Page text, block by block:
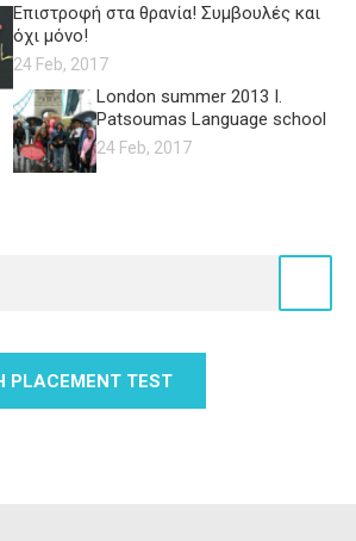
Επιστροφή στα θρανία! Συμβουλές και
όχι μόνο!
24 Feb, 2017
London summer 2013 I.
Patsoumas Language school
24 Feb, 2017
PLACEMENT TEST